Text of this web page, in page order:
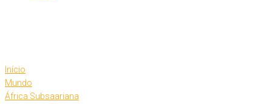
Início
Mundo
África Subsaariana